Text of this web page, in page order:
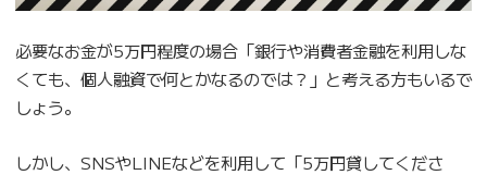
必要なお金が5万円程度の場合「銀行や消費者金融を利用しな
くても、個人融資で何とかなるのでは？」と考える方もいるで
しょう。
しかし、SNSやLINEなどを利用して「5万円貸してくださ